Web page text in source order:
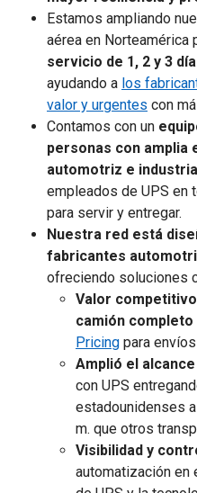
Estamos ampliando
aérea en Norteamérica
servicio de 1, 2 y 3
ayudando a los
valor y urgentes con
Contamos con un
personas con amplia
automotriz e
empleados de UPS en
para servir y entregar.
Nuestra red está
fabricantes
ofreciendo soluciones
Valor
camión completo
Pricing para
Amplió el
con UPS
estadounidenses
m. que otros
Visibilidad y
automatización en